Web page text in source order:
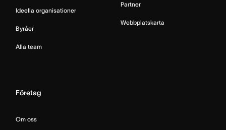
Ideella organisationer
Byråer
Alla team
Partner
Webbplatskarta
Företag
Om oss